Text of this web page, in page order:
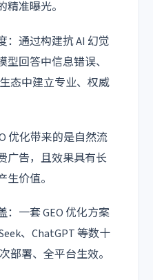
准曝光。
通过构建抗 AI 幻觉
回答中信息错误、
态中建立专业、权威
化带来的是自然流
广告，且效果具有长
价值。
一套 GEO 优化方案
、ChatGPT 等数十
部署、全平台生效。